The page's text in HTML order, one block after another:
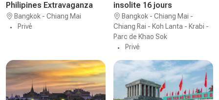
Philipines Extravaganza
Bangkok - Chiang Mai
Privé
insolite 16 jours
Bangkok - Chiang Mai -
Chiang Rai - Koh Lanta - Krabi -
Parc de Khao Sok
Privé